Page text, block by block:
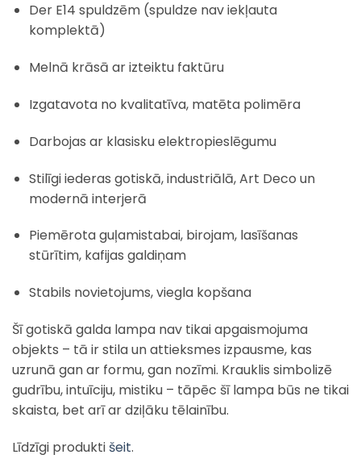
Der E14 spuldzēm (spuldze nav iekļauta
komplektā)
Melnā krāsā ar izteiktu faktūru
Izgatavota no kvalitatīva, matēta polimēra
Darbojas ar klasisku elektropieslēgumu
Stilīgi iederas gotiskā, industriālā, Art Deco un
modernā interjerā
Piemērota guļamistabai, birojam, lasīšanas
stūrītim, kafijas galdiņam
Stabils novietojums, viegla kopšana
Šī gotiskā galda lampa nav tikai apgaismojuma
objekts – tā ir stila un attieksmes izpausme, kas
uzrunā gan ar formu, gan nozīmi. Krauklis simbolizē
gudrību, intuīciju, mistiku – tāpēc šī lampa būs ne tikai
skaista, bet arī ar dziļāku tēlainību.
Līdzīgi produkti šeit.